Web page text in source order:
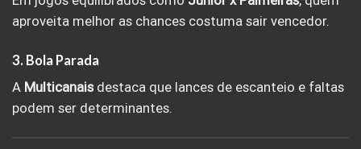
aproveita melhor as chances costuma sair vencedor.
3. Bola Parada
A Multicanaisdestaca que lances de escanteio e faltas
podem ser determinantes.